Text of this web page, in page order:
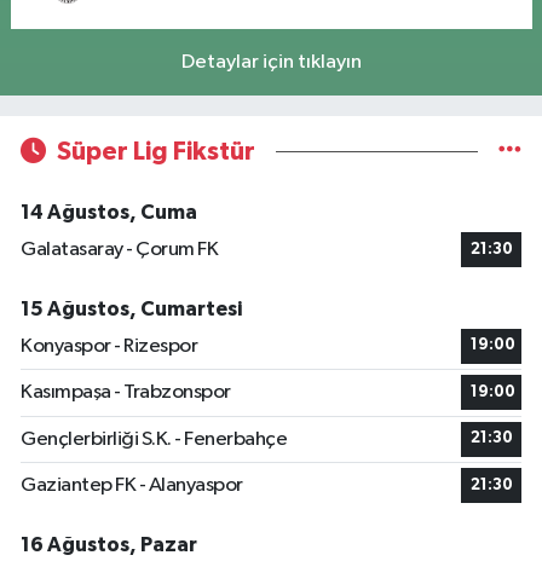
Detaylar için tıklayın
Süper Lig Fikstür
14 Ağustos, Cuma
Galatasaray - Çorum FK
21:30
15 Ağustos, Cumartesi
Konyaspor - Rizespor
19:00
Kasımpaşa - Trabzonspor 19:00
Gençlerbirliği S.K. - Fenerbahçe 21:30
Gaziantep FK - Alanyaspor 21:30
16 Ağustos, Pazar